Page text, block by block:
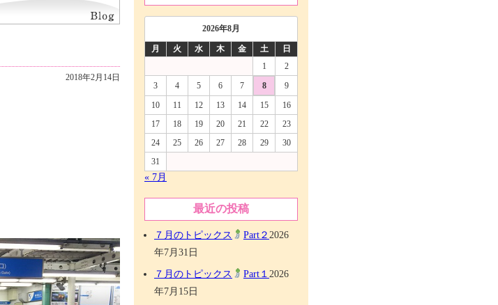
2018年2月14日
2026年8月
月 火 水 木 金 土
日
1
2
3
4 5 6 7 8
9
10
11 12 13 14 15
16
17
18 19 20 21 22
23
24
25 26 27 28 29
30
31
« 7月
最近の投稿
７月のトピックス Part２ 2026
年7月31日
７月のトピックス Part１ 2026
年7月15日